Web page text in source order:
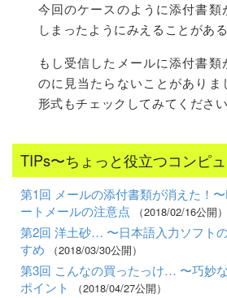
今回のケースのように添付書類
しまったようにみえることがあ
もし受信したメールに添付書類
のに見当たらないことがありま
形式もチェックしてみてください
TIPs〜ちょっと役立つコンピ
第1回 メールの添付書類が消えた！
ートメールの注意点
（2018/02/16公開）
第2回 洋土砂… 〜日本語入力ソフト
すめ
（2018/03/30公開）
第3回 こんなの買ったっけ… 〜巧妙
ポイント
（2018/04/27公開）